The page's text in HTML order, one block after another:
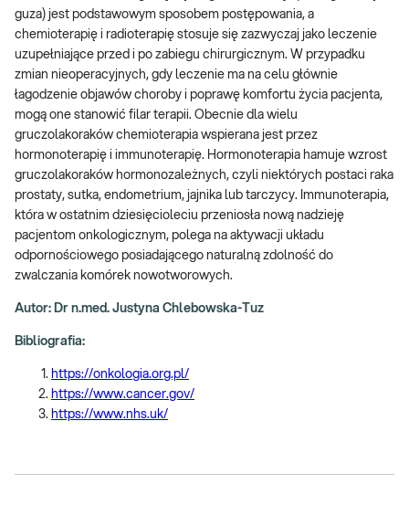
guza) jest podstawowym sposobem postępowania, a
chemioterapię i radioterapię stosuje się zazwyczaj jako leczenie
uzupełniające przed i po zabiegu chirurgicznym. W przypadku
zmian nieoperacyjnych, gdy leczenie ma na celu głównie
łagodzenie objawów choroby i poprawę komfortu życia pacjenta,
mogą one stanowić filar terapii. Obecnie dla wielu
gruczolakoraków chemioterapia wspierana jest przez
hormonoterapię i immunoterapię. Hormonoterapia hamuje wzrost
gruczolakoraków hormonozależnych, czyli niektórych postaci raka
prostaty, sutka, endometrium, jajnika lub tarczycy. Immunoterapia,
która w ostatnim dziesięcioleciu przeniosła nową nadzieję
pacjentom onkologicznym, polega na aktywacji układu
odpornościowego posiadającego naturalną zdolność do
zwalczania komórek nowotworowych.
Autor: Dr n.med. Justyna Chlebowska-Tuz
Bibliografia:
https://onkologia.org.pl/
https://www.cancer.gov/
https://www.nhs.uk/